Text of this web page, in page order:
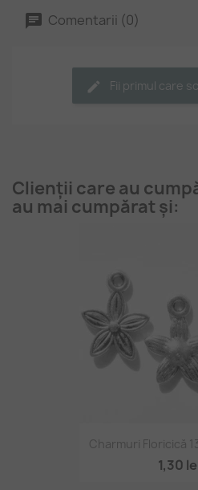
Comentarii (0)
Fii primul care
Clienții care au
au mai cumpărat și:
Charmuri Floricică
1,30